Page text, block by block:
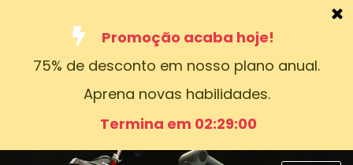
Promoção acaba hoje!
75% de desconto em nosso plano anual.
Aprena novas habilidades.
Termina em 02:28:59
Cursos